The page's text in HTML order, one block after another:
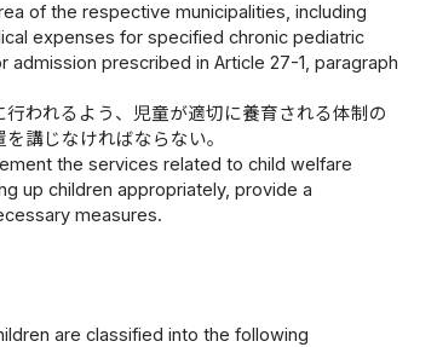
of the respective municipalities, including
expenses for specified chronic pediatric
prescribed in Article 27-1, paragraph
われるよう、児童が適切に養育される体制の
講じなければならない。
the services related to child welfare
up children appropriately, provide a
measures.
are classified into the following